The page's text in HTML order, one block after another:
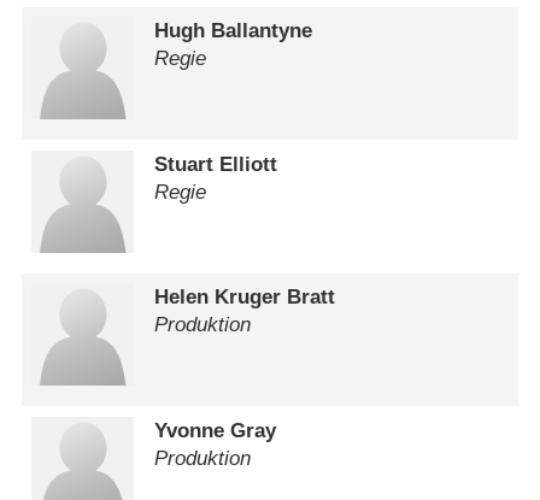
Hugh Ballantyne
Regie
Stuart Elliott
Regie
Helen Kruger Bratt
Produktion
Yvonne Gray
Produktion